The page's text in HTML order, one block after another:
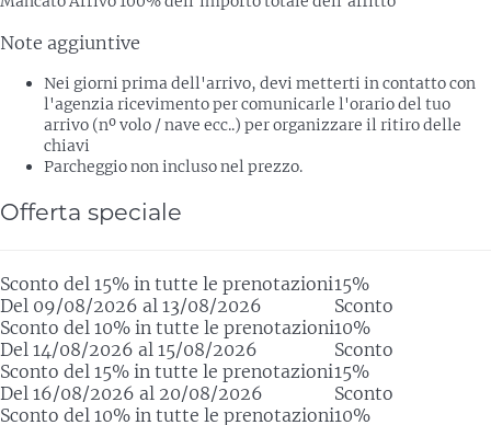
Note aggiuntive
Nei giorni prima dell'arrivo, devi metterti in contatto con
l'agenzia ricevimento per comunicarle l'orario del tuo
arrivo (nº volo / nave ecc..) per organizzare il ritiro delle
chiavi
Parcheggio non incluso nel prezzo.
Offerta speciale
Sconto del 15% in tutte le prenotazioni
Del 09/08/2026 al 13/08/2026
15%
Sconto
Sconto del 10% in tutte le prenotazioni
Del 14/08/2026 al 15/08/2026
10%
Sconto
Sconto del 15% in tutte le prenotazioni
Del 16/08/2026 al 20/08/2026
15%
Sconto
Sconto del 10% in tutte le prenotazioni10%